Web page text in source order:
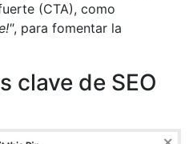
(CTA), como
, para fomentar la
clave de SEO